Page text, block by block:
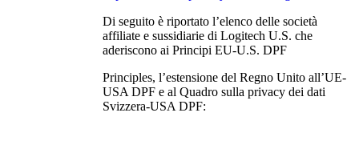
Di seguito è riportato l’elenco delle società
affiliate e sussidiarie di Logitech U.S. che
aderiscono ai Principi EU-U.S. DPF
Principles, l’estensione del Regno Unito all’UE-
USA DPF e al Quadro sulla privacy dei dati
Svizzera-USA DPF: